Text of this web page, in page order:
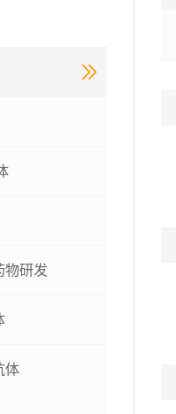
物研发
体